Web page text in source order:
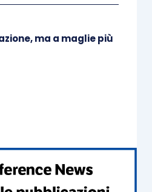
febbraio 2019
settembre 2018
ma a maglie più